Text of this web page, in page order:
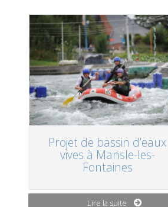
Projet de bassin d’eaux
vives à Mansle-les-
Fontaines
Lire la suite